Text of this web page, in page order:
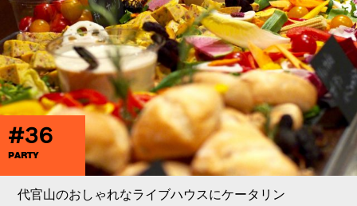
#36
PARTY
代官山のおしゃれなライブハウスにケータリン